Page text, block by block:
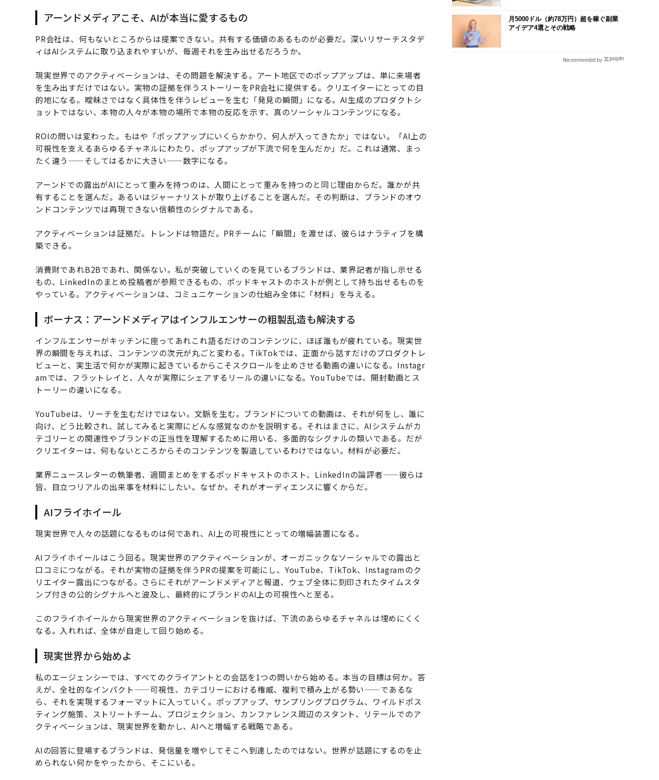
アーンドメディアこそ、AIが本当に愛するもの
PR会社は、何もないところからは提案できない。共有する価値のあるものが必要だ。深いリサーチスタデ
ィはAIシステムに取り込まれやすいが、毎週それを生み出せるだろうか。
現実世界でのアクティベーションは、その問題を解決する。アート地区でのポップアップは、単に来場者
を生み出すだけではない。実物の証拠を伴うストーリーをPR会社に提供する。クリエイターにとっての目
的地になる。曖昧さではなく具体性を伴うレビューを生む「発見の瞬間」になる。AI生成のプロダクトシ
ョットではない、本物の人々が本物の場所で本物の反応を示す、真のソーシャルコンテンツになる。
ROIの問いは変わった。もはや「ポップアップにいくらかかり、何人が入ってきたか」ではない。「AI上の
可視性を支えるあらゆるチャネルにわたり、ポップアップが下流で何を生んだか」だ。これは通常、まっ
たく違う——そしてはるかに大きい——数字になる。
アーンドでの露出がAIにとって重みを持つのは、人間にとって重みを持つのと同じ理由からだ。誰かが共
有することを選んだ。あるいはジャーナリストが取り上げることを選んだ。その判断は、ブランドのオウ
ンドコンテンツでは再現できない信頼性のシグナルである。
アクティベーションは証拠だ。トレンドは物語だ。PRチームに「瞬間」を渡せば、彼らはナラティブを構
築できる。
消費財であれB2Bであれ、関係ない。私が突破していくのを見ているブランドは、業界記者が指し示せる
もの、LinkedInのまとめ投稿者が参照できるもの、ポッドキャストのホストが例として持ち出せるものを
やっている。アクティベーションは、コミュニケーションの仕組み全体に「材料」を与える。
ボーナス：アーンドメディアはインフルエンサーの粗製乱造も解決する
インフルエンサーがキッチンに座ってあれこれ語るだけのコンテンツに、ほぼ誰もが疲れている。現実世
界の瞬間を与えれば、コンテンツの次元が丸ごと変わる。TikTokでは、正面から話すだけのプロダクトレ
ビューと、実生活で何かが実際に起きているからこそスクロールを止めさせる動画の違いになる。Instagr
amでは、フラットレイと、人々が実際にシェアするリールの違いになる。YouTubeでは、開封動画とス
トーリーの違いになる。
YouTubeは、リーチを生むだけではない。文脈を生む。ブランドについての動画は、それが何をし、誰に
向け、どう比較され、試してみると実際にどんな感覚なのかを説明する。それはまさに、AIシステムがカ
テゴリーとの関連性やブランドの正当性を理解するために用いる、多面的なシグナルの類いである。だが
クリエイターは、何もないところからそのコンテンツを製造しているわけではない。材料が必要だ。
業界ニュースレターの執筆者、週間まとめをするポッドキャストのホスト、LinkedInの論評者——彼らは
皆、目立つリアルの出来事を材料にしたい。なぜか。それがオーディエンスに響くからだ。
AIフライホイール
現実世界で人々の話題になるものは何であれ、AI上の可視性にとっての増幅装置になる。
AIフライホイールはこう回る。現実世界のアクティベーションが、オーガニックなソーシャルでの露出と
口コミにつながる。それが実物の証拠を伴うPRの提案を可能にし、YouTube、TikTok、Instagramのク
リエイター露出につながる。さらにそれがアーンドメディアと報道、ウェブ全体に刻印されたタイムスタ
ンプ付きの公的シグナルへと波及し、最終的にブランドのAI上の可視性へと至る。
このフライホイールから現実世界のアクティベーションを抜けば、下流のあらゆるチャネルは埋めにくく
なる。入れれば、全体が自走して回り始める。
現実世界から始めよ
私のエージェンシーでは、すべてのクライアントとの会話を1つの問いから始める。本当の目標は何か。答
えが、全社的なインパクト——可視性、カテゴリーにおける権威、複利で積み上がる勢い——であるな
ら、それを実現するフォーマットに入っていく。ポップアップ、サンプリングプログラム、ワイルドポス
ティング施策、ストリートチーム、プロジェクション、カンファレンス周辺のスタント、リテールでのア
クティベーションは、現実世界を動かし、AIへと増幅する戦略である。
AIの回答に登場するブランドは、発信量を増やしてそこへ到達したのではない。世界が話題にするのを止
められない何かをやったから、そこにいる。
月5000ドル（約78万円）超を稼ぐ副業
アイデア4選とその戦略
Recommended by